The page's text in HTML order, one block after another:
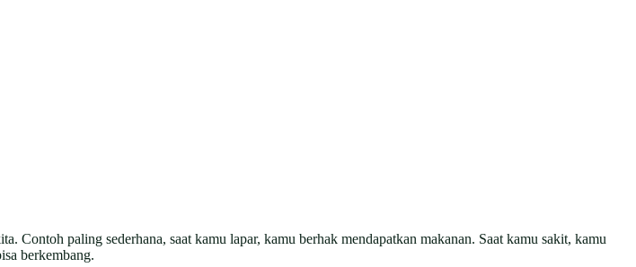
Contoh paling sederhana, saat kamu lapar, kamu berhak mendapatkan makanan. Saat kamu sakit, kamu
berkembang.